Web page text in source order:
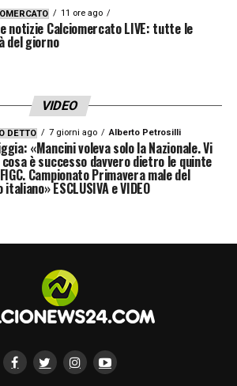
11 ore ago
notizie Calciomercato LIVE: tutte le
del giorno
VIDEO
DETTO 7 giorni ago Alberto Petrosilli
«Mancini voleva solo la Nazionale. Vi
cosa è successo davvero dietro le quinte
Campionato Primavera male del
italiano» ESCLUSIVA e VIDEO